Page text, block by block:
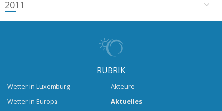
2011
RUBRIK
Wetter in Luxemburg
Wetter in Europa
Akteure
Aktuelles